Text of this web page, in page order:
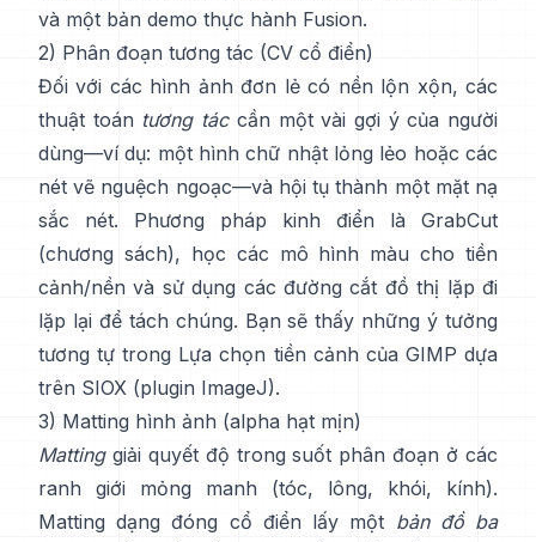
và một bản demo thực hành Fusion.
2) Phân đoạn tương tác (CV cổ điển)
Đối với các hình ảnh đơn lẻ có nền lộn xộn, các
thuật toán tương táccần một vài gợi ý của người
dùng—ví dụ: một hình chữ nhật lỏng lẻo hoặc các
nét vẽ nguệch ngoạc—và hội tụ thành một mặt nạ
sắc nét. Phương pháp kinh điển là
GrabCut
(chương sách), học các mô hình màu cho tiền
cảnh/nền và sử dụng các đường cắt đồ thị lặp đi
lặp lại để tách chúng. Bạn sẽ thấy những ý tưởng
tương tự trong Lựa chọn tiền cảnh của GIMP dựa
trên SIOX (plugin ImageJ).
3) Matting hình ảnh (alpha hạt mịn)
Mattinggiải quyết độ trong suốt phân đoạn ở các
ranh giới mỏng manh (tóc, lông, khói, kính).
Matting dạng đóng cổ điển lấy một bản đồ ba